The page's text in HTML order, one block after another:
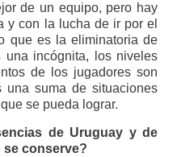
de un equipo, pero hay
y con la lucha de ir por el
que es la eliminatoria de
una incógnita, los niveles
de los jugadores son
una suma de situaciones
se pueda lograr.
de Uruguay y de
se conserve?